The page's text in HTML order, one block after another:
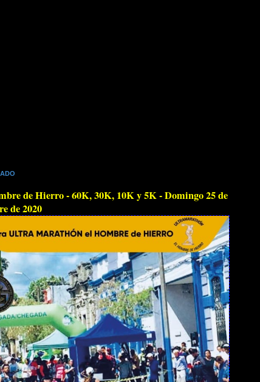
de Hierro - 60K, 30K, 10K y 5K - Domingo 25 de
de 2020